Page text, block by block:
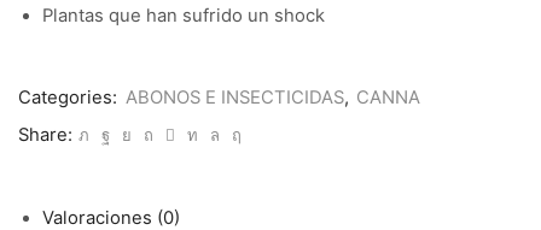
Plantas que han sufrido un shock
Categories: ABONOS E INSECTICIDAS, CANNA
Share:
Valoraciones (0)